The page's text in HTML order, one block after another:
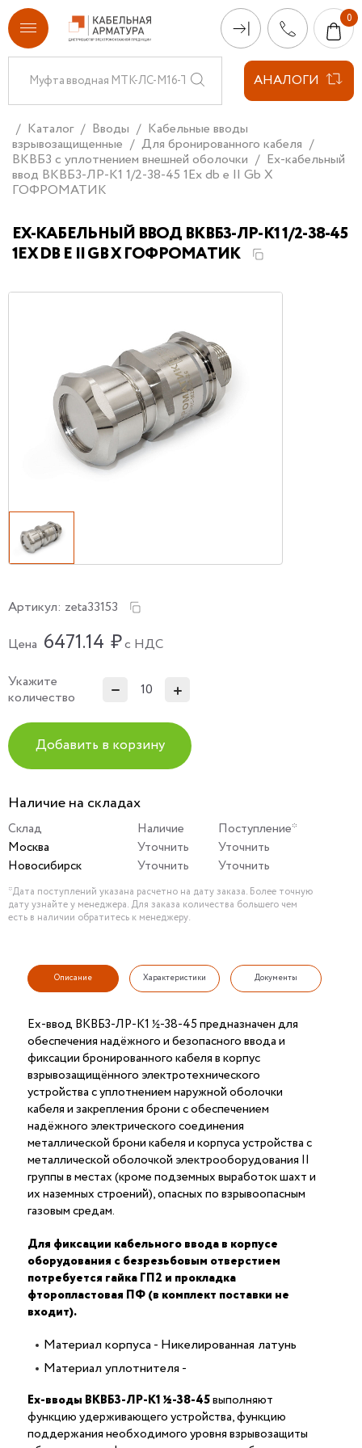
АНАЛОГИ
Каталог Вводы
Кабельные вводы
взрывозащищенные
Для бронированного кабеля
ВКВБ3 с уплотнением внешней оболочки
Ех-кабельный
ввод ВКВБ3-ЛР-К1 1/2-38-45 1Ex db e II Gb X
ГОФРОМАТИК
ЕХ-КАБЕЛЬНЫЙ ВВОД ВКВБ3-ЛР-К1 1/2-38-45
1EX DB E II GB X ГОФРОМАТИК
Артикул: zeta33153
Цена 6471.14 ₽с НДС
Укажите
количество
Добавить в корзину
Наличие на складах
Склад Наличие
Поступление*
Москва
Уточнить
Уточнить
Новосибирск
Уточнить Уточнить
*Дата поступлений указана расчетно на дату заказа. Более точную
дату узнайте у менеджера. Для заказа количества большего чем
есть в наличии обратитесь к менеджеру.
Описание Характеристики Документы
Ех-ввод ВКВБ3-ЛР-К1 ½-38-45 предназначен для
обеспечения надёжного и безопасного ввода и
фиксации бронированного кабеля в корпус
взрывозащищённого электротехнического
устройства с уплотнением наружной оболочки
кабеля и закрепления брони с обеспечением
надёжного электрического соединения
металлической брони кабеля и корпуса устройства c
металлической оболочкой электрооборудования II
группы в местах (кроме подземных выработок шахт и
их наземных строений), опасных по взрывоопасным
газовым средам.
Для фиксации кабельного ввода в корпусе
оборудования с безрезьбовым отверстием
потребуется гайка ГП2 и прокладка
фторопластовая ПФ (в комплект поставки не
входит).
Материал корпуса - Никелированная латунь
Материал уплотнителя -
Ex-вводы ВКВБ3-ЛР-К1 ½-38-45выполняют
функцию удерживающего устройства, функцию
поддержания необходимого уровня взрывозащиты